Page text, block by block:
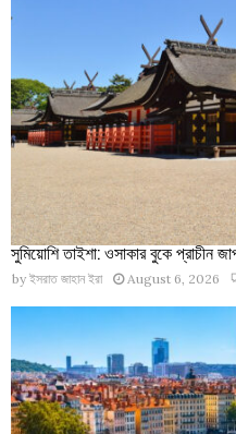
সুমিয়োশি তাইশা: ওসাকার বুকে প্রাচীন
by ইসরাত জাহান ইরা August 6, 2026